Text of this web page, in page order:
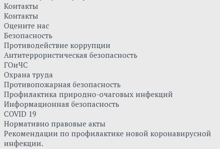
Контакты
Контакты
Оцените нас
Безопасность
Противодействие коррупции
Антитеррористическая безопасность
ГОиЧС
Охрана труда
Противопожарная безопасность
Профилактика природно-очаговых инфекций
Информационная безопасность
COVID 19
Нормативно правовые акты
Рекомендации по профилактике новой коронавирусной
инфекции.